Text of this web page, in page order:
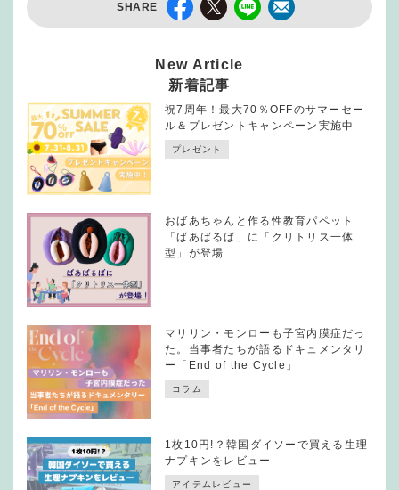
SHARE
New Article
新着記事
祝7周年！最大70％OFFのサマーセー
ル＆プレゼントキャンペーン実施中
プレゼント
おばあちゃんと作る性教育パペット
「ばあばるば」に「クリトリス一体
型」が登場
マリリン・モンローも子宮内膜症だっ
た。当事者たちが語るドキュメンタリ
ー「End of the Cycle」
コラム
1枚10円!？韓国ダイソーで買える生理
ナプキンをレビュー
アイテムレビュー